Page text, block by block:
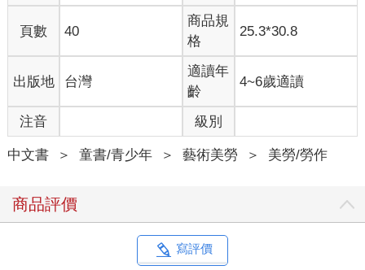
頁數 40
商品規
格
25.3*30.8
出版地 台灣
適讀年
齡
4~6歲適讀
注音 級別
中文書 ＞ 童書/青少年 ＞ 藝術美勞 ＞ 美勞/勞作
商品評價
寫評價